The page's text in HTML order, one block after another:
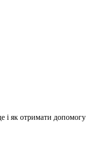
і як отримати допомогу